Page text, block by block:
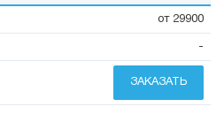
от 29900
-
ЗАКАЗАТЬ